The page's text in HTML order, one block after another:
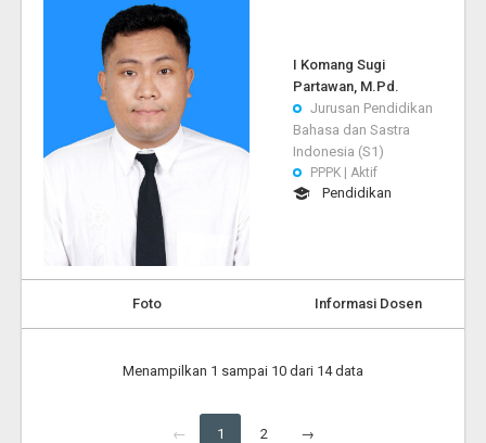
I Komang Sugi
Partawan, M.Pd.
Jurusan Pendidikan
Bahasa dan Sastra
Indonesia (S1)
PPPK | Aktif
Pendidikan
Foto Informasi Dosen
Menampilkan 1 sampai 10 dari 14 data
← 1 2 →